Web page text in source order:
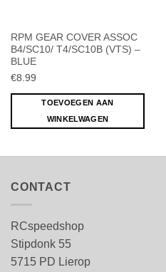
RPM GEAR COVER ASSOC
B4/SC10/ T4/SC10B (VTS) –
BLUE
€8.99
TOEVOEGEN AAN
WINKELWAGEN
CONTACT
RCspeedshop
Stipdonk 55
5715 PD Lierop